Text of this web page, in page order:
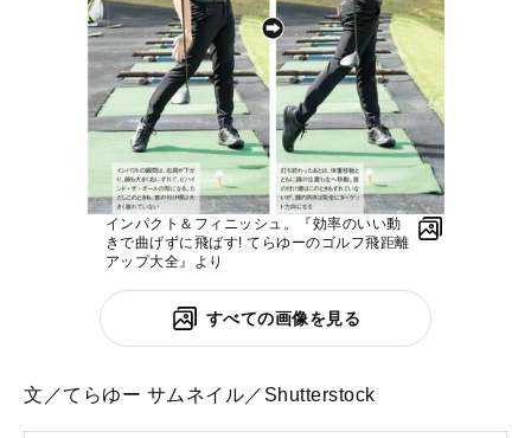
インパクト＆フィニッシュ。『効率のいい動
きで曲げずに飛ばす! てらゆーのゴルフ飛距離
アップ大全』より
すべての画像を見る
文／てらゆー サムネイル／Shutterstock